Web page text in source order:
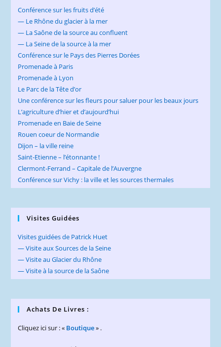
Conférence sur les fruits d’été
— Le Rhône du glacier à la mer
— La Saône de la source au confluent
— La Seine de la source à la mer
Conférence sur le Pays des Pierres Dorées
Promenade à Paris
Promenade à Lyon
Le Parc de la Tête d’or
Une conférence sur les fleurs pour saluer pour les beaux jours
L’agriculture d’hier et d’aujourd’hui
Promenade en Baie de Seine
Rouen coeur de Normandie
Dijon – la ville reine
Saint-Etienne – l’étonnante !
Clermont-Ferrand – Capitale de l’Auvergne
Conférence sur Vichy : la ville et les sources thermales
Visites Guidées
Visites guidées de Patrick Huet
— Visite aux Sources de la Seine
— Visite au Glacier du Rhône
— Visite à la source de la Saône
Achats De Livres :
Cliquez ici sur : « Boutique» .